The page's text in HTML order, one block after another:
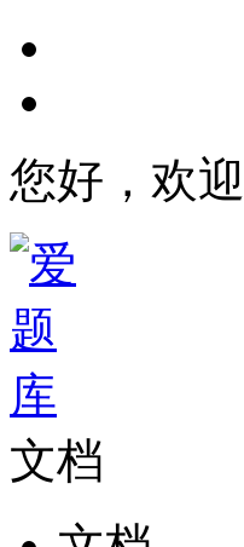
您好，欢
文档